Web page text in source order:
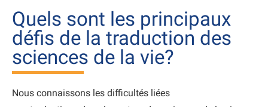
Quels sont les principaux
défis de la traduction des
sciences de la vie?
Nous connaissons les difficultés liées